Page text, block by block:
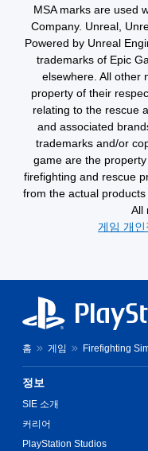
MSA marks are used
Company. Unreal,
Powered by Unreal
trademarks of Epic
elsewhere. All other
property of their
relating to the rescue
and associated
trademarks and/or
game are the
firefighting and rescue
from the actual
All
게임 개
홈 게임 Firefighting
정보
SIE 소개
커리어
PlayStation Studios